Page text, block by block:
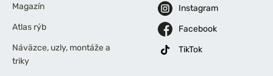
Magazín
Atlas rýb
Náväzce, uzly, montáže a
triky
Instagram
Facebook
TikTok